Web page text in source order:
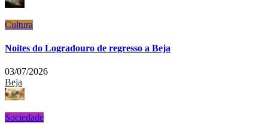
Cultura
Noites do Logradouro de regresso a Beja
03/07/2026
Beja
Sociedade